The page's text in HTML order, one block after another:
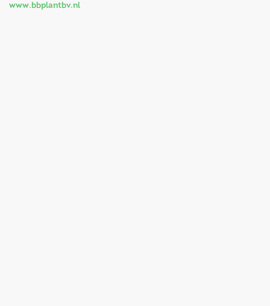
www.bbplantbv.nl